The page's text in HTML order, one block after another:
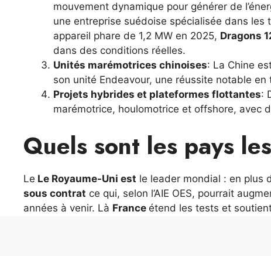
mouvement dynamique pour générer de
une entreprise suédoise spécialisée dans
appareil phare de 1,2 MW en 2025, Dragons
dans des conditions réelles.
Unités marémotrices chinoises: La Chine
son unité Endeavour, une réussite notable
Projets hybrides et plateformes flottantes:
marémotrice, houlomotrice et offshore, avec
Quels sont les pays
Le Le Royaume-Uni est le leader mondial : en plus
sous contrat ce qui, selon l’AIE OES, pourrait
années à venir. Là France étend les tests et